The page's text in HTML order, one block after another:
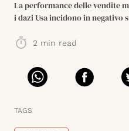
La performance delle vendite
i dazi Usa incidono in negativo
2 min read
TAGS